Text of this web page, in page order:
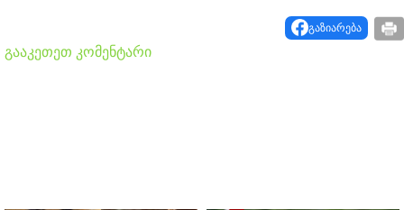
გაზიარება
გააკეთეთ კომენტარი